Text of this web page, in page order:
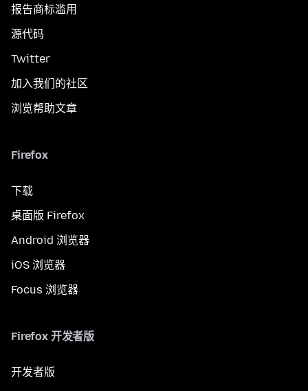
报告商标滥用
源代码
Twitter
加入我们的社区
浏览帮助文章
Firefox
下载
桌面版 Firefox
Android 浏览器
iOS 浏览器
Focus 浏览器
Firefox 开发者版
开发者版